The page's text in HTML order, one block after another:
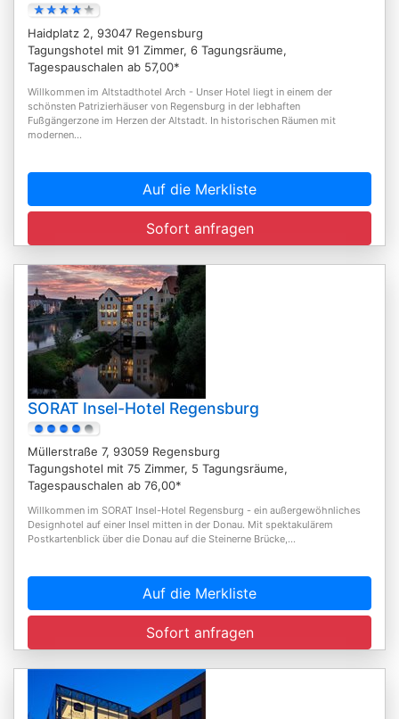
Haidplatz 2, 93047 Regensburg
Tagungshotel mit 91 Zimmer, 6 Tagungsräume,
Tagespauschalen ab 57,00*
Willkommen im Altstadthotel Arch - Unser Hotel liegt in einem der
schönsten Patrizierhäuser von Regensburg in der lebhaften
Fußgängerzone im Herzen der Altstadt. In historischen Räumen mit
modernen...
Auf die Merkliste
Sofort anfragen
SORAT Insel-Hotel Regensburg
Müllerstraße 7, 93059 Regensburg
Tagungshotel mit 75 Zimmer, 5 Tagungsräume,
Tagespauschalen ab 76,00*
Willkommen im SORAT Insel-Hotel Regensburg - ein außergewöhnliches
Designhotel auf einer Insel mitten in der Donau. Mit spektakulärem
Postkartenblick über die Donau auf die Steinerne Brücke,...
Auf die Merkliste
Sofort anfragen